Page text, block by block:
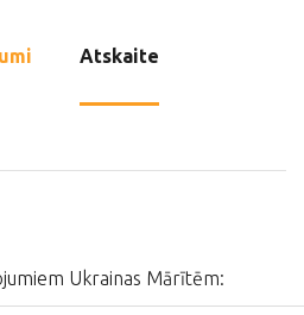
Atskaite
Ukrainas Mārītēm: